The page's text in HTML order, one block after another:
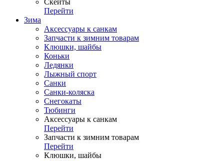
Скейты
Перейти
Зима
Аксессуары к санкам
Запчасти к зимним товарам
Клюшки, шайбы
Коньки
Ледянки
Лыжный спорт
Санки
Санки-коляска
Снегокаты
Тюбинги
Аксессуары к санкам
Перейти
Запчасти к зимним товарам
Перейти
Клюшки, шайбы